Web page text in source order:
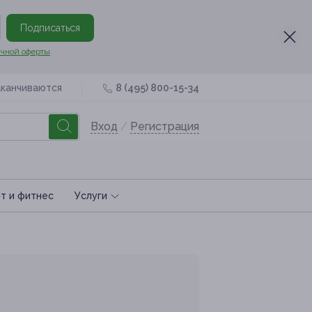
Подписаться
оферты
8 (495) 800-15-34
Вход / Регистрация
и фитнес Услуги